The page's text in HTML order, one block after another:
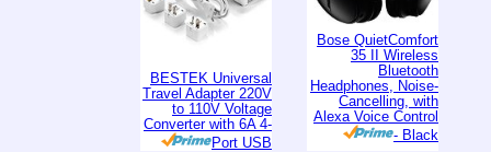
Bose QuietComfort
35 II Wireless
Bluetooth
Headphones, Noise-
Cancelling, with
Alexa Voice Control
- Black
BESTEK Universal
Travel Adapter 220V
to 110V Voltage
Converter with 6A 4-
Port USB